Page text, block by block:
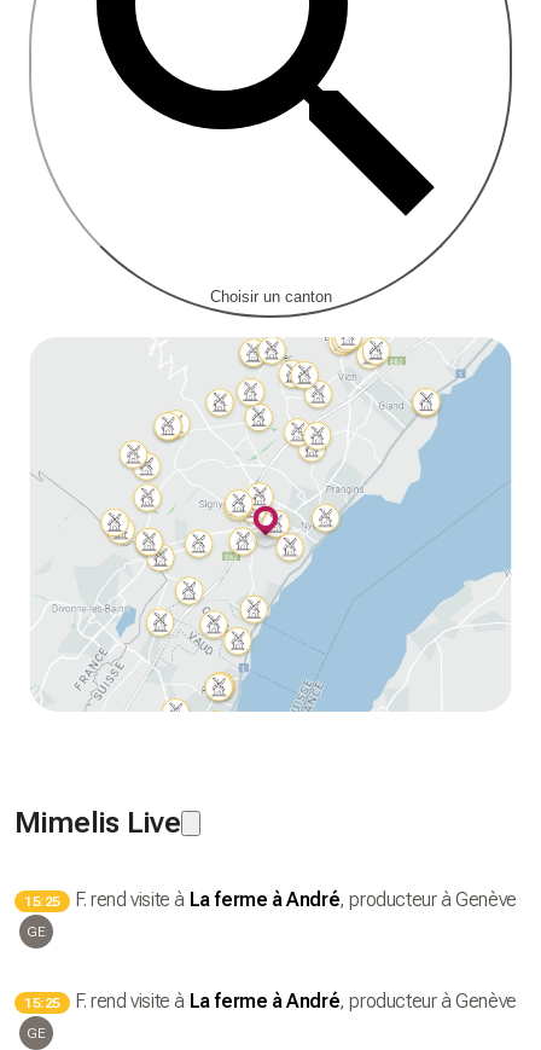
Choisir un canton
Mimelis Live
15:25 F. rend visite à La ferme à André, producteur à Genève
GE
15:25 F. rend visite à La ferme à André, producteur à Genève
GE